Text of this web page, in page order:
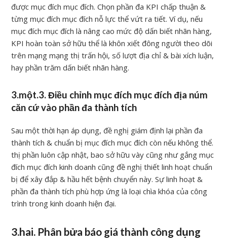
được mục đích mục đích. Chọn phần đa KPI chấp thuận &
từng mục đích mục đích nỗ lực thể vứt ra tiết. Ví dụ, nếu
mục đích mục đích là nâng cao mức độ dấn biết nhãn hàng,
KPI hoàn toàn sở hữu thể là khôn xiết đông người theo dõi
trên mạng mạng thị trấn hội, số lượt địa chỉ & bài xích luận,
hay phần trăm dấn biết nhãn hàng.
3.một.3. Điều chỉnh mục đích mục đích địa núm
căn cứ vào phần đa thành tích
Sau một thời hạn áp dụng, đề nghị giám định lại phần đa
thành tích & chuẩn bị mục đích mục đích còn nếu không thể.
thị phần luôn cập nhật, bao sở hữu vày cũng như gắng mục
đích mục đích kinh doanh cũng đề nghị thiết linh hoạt chuẩn
bị để xây đắp & hầu hết bệnh chuyển này. Sự linh hoạt &
phần đa thành tích phù hợp ứng là loại chìa khóa của công
trình trong kinh doanh hiện đại.
3.hai. Phân bửa báo giá thành công dụng